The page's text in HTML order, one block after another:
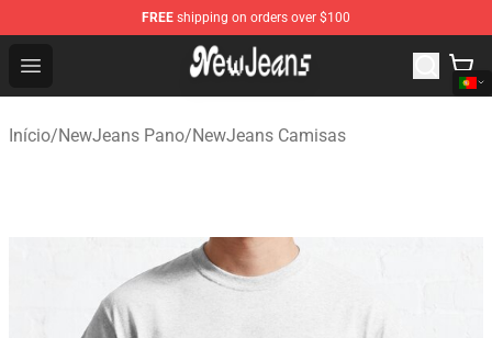
FREE shipping on orders over $100
Open menu
NewJeans Store - Official NewJeans Merchandise Shop
Início/NewJeans Pano/NewJeans Camisas